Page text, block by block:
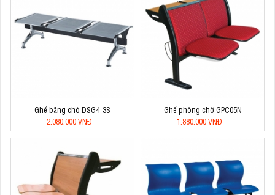
Ghế băng chờ DSG4-3S
2.080.000 VNĐ
Ghế phòng chờ GPC05N
1.880.000 VNĐ